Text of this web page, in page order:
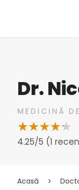
Dr.
MEDICINĂ
4.25/5 (1
Acasă